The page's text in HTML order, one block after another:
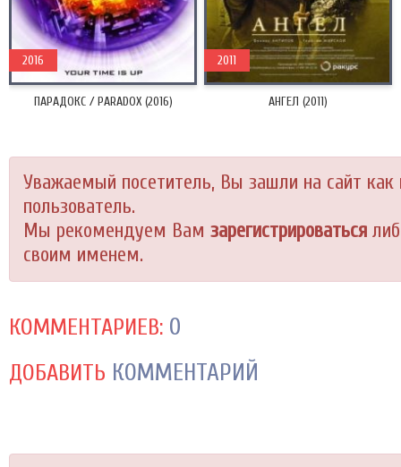
ПАРАДОКС / PARADOX (2016)
2016
АНГЕЛ (2011)
2011
Уважаемый посетитель, Вы зашли на сайт как
пользователь.
Мы рекомендуем Вам зарегистрироваться
своим именем.
КОММЕНТАРИЕВ: 0
ДОБАВИТЬ КОММЕНТАРИЙ